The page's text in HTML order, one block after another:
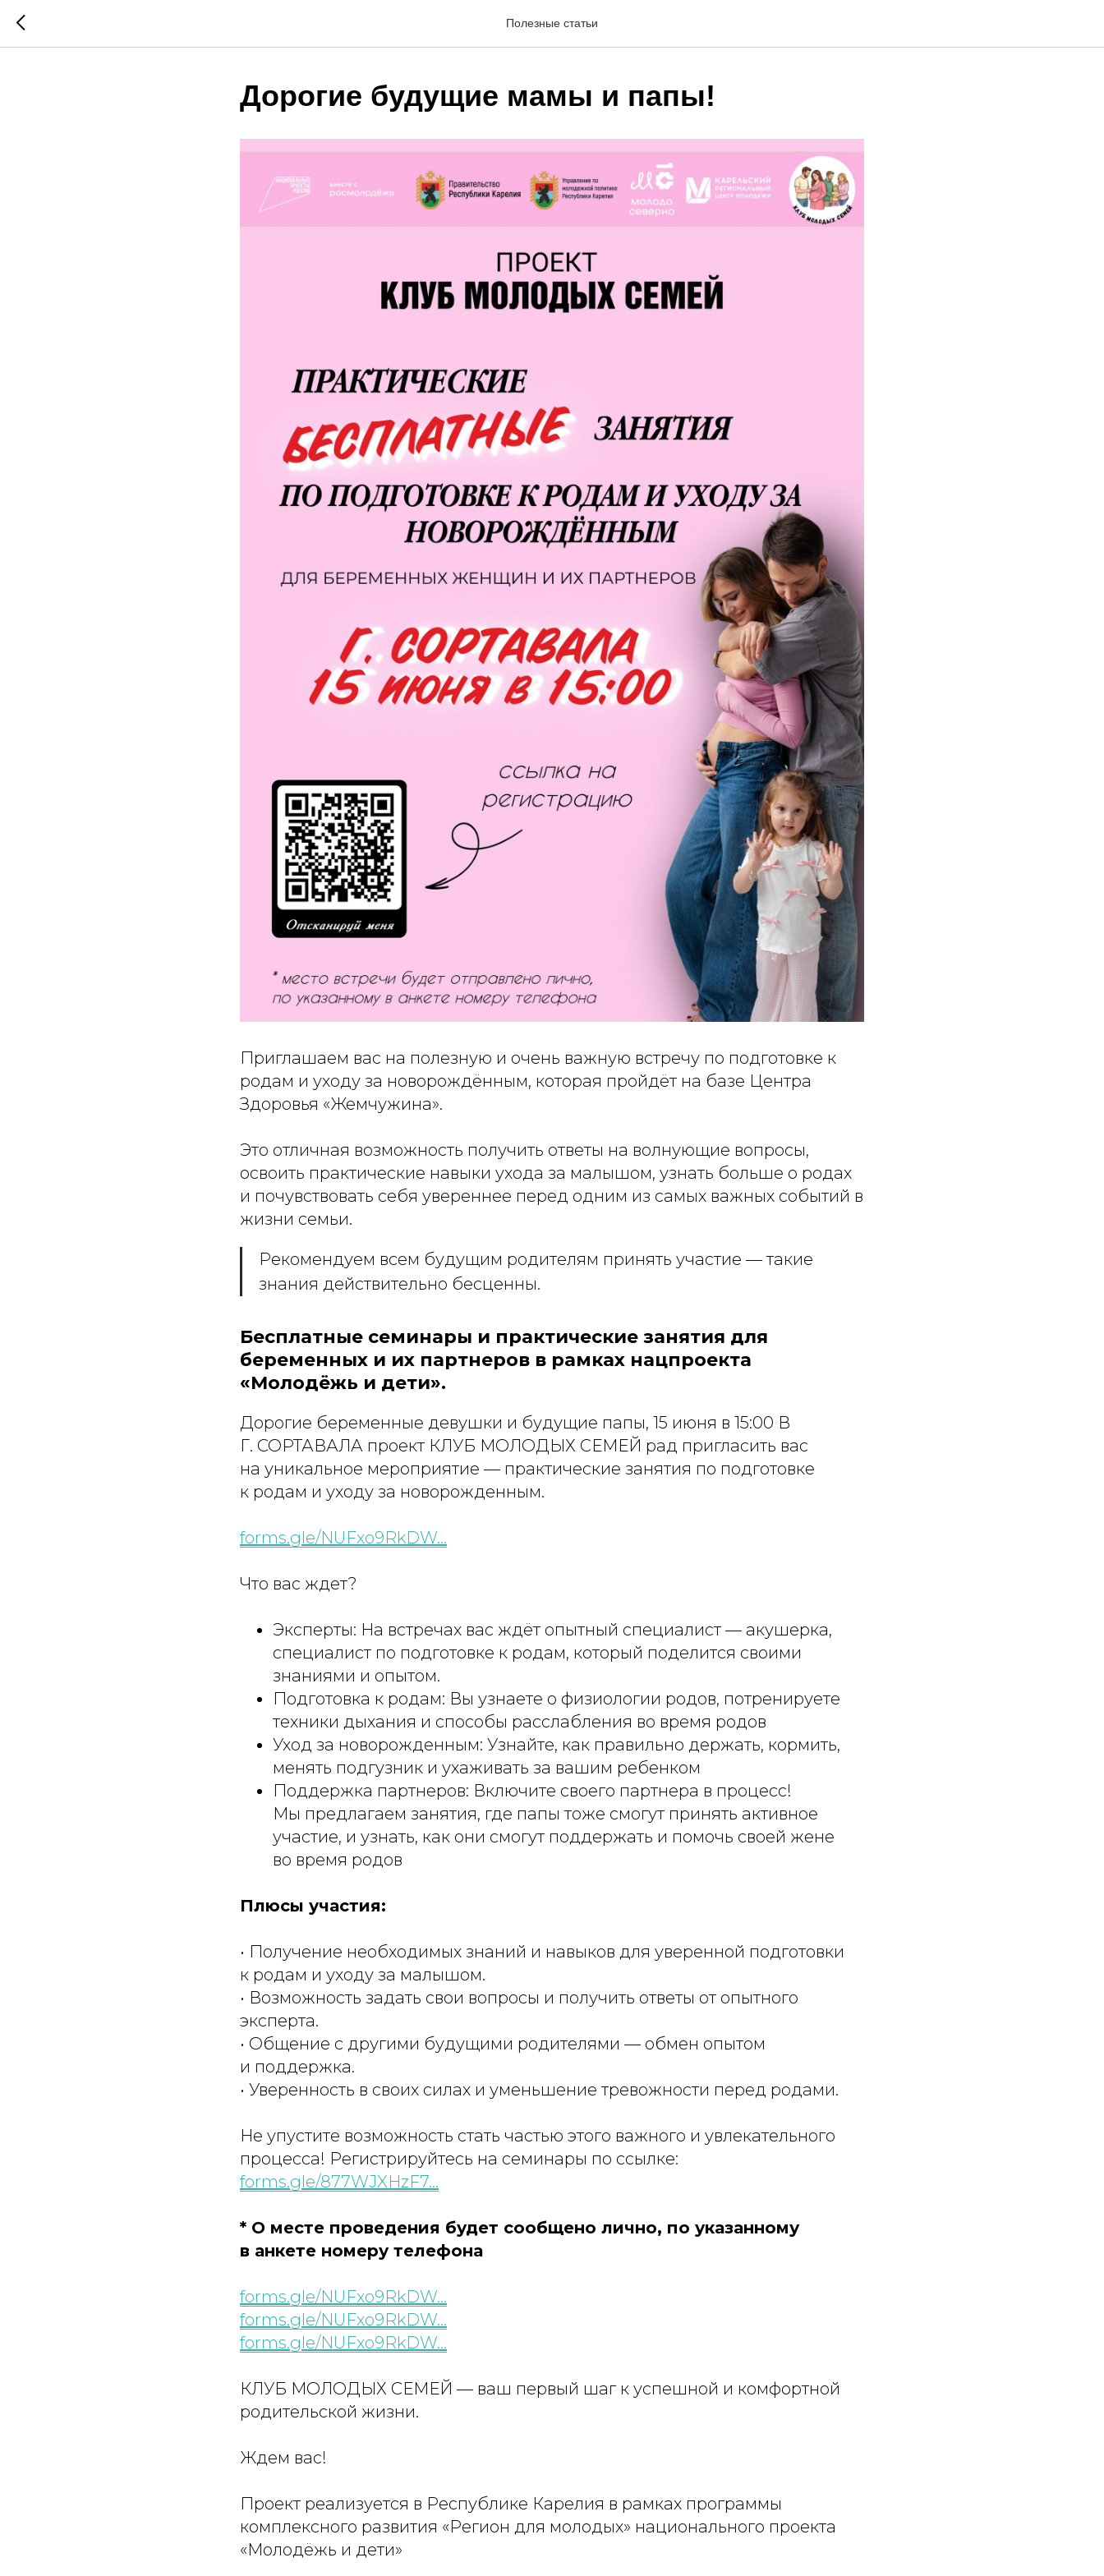
Полезные статьи
Дорогие будущие мамы и папы!
Приглашаем вас на полезную и очень важную встречу по подготовке к
родам и уходу за новорождённым, которая пройдёт на базе Центра
Здоровья «Жемчужина».
Это отличная возможность получить ответы на волнующие вопросы,
освоить практические навыки ухода за малышом, узнать больше о родах
и почувствовать себя увереннее перед одним из самых важных событий в
жизни семьи.
Рекомендуем всем будущим родителям принять участие — такие
знания действительно бесценны.
Бесплатные семинары и практические занятия для
беременных и их партнеров в рамках нацпроекта
«Молодёжь и дети».
Дорогие беременные девушки и будущие папы, 15 июня в 15:00 В
Г. СОРТАВАЛА проект КЛУБ МОЛОДЫХ СЕМЕЙ рад пригласить вас
на уникальное мероприятие — практические занятия по подготовке
к родам и уходу за новорожденным.
forms.gle/NUFxo9RkDW…
Что вас ждет?
Эксперты: На встречах вас ждёт опытный специалист — акушерка,
специалист по подготовке к родам, который поделится своими
знаниями и опытом.
Подготовка к родам: Вы узнаете о физиологии родов, потренируете
техники дыхания и способы расслабления во время родов
Уход за новорожденным: Узнайте, как правильно держать, кормить,
менять подгузник и ухаживать за вашим ребенком
Поддержка партнеров: Включите своего партнера в процесс!
Мы предлагаем занятия, где папы тоже смогут принять активное
участие, и узнать, как они смогут поддержать и помочь своей жене
во время родов
Плюсы участия:
• Получение необходимых знаний и навыков для уверенной подготовки
к родам и уходу за малышом.
• Возможность задать свои вопросы и получить ответы от опытного
эксперта.
• Общение с другими будущими родителями — обмен опытом
и поддержка.
• Уверенность в своих силах и уменьшение тревожности перед родами.
Не упустите возможность стать частью этого важного и увлекательного
процесса! Регистрируйтесь на семинары по ссылке:
forms.gle/877WJXHzF7…
* О месте проведения будет сообщено лично, по указанному
в анкете номеру телефона
forms.gle/NUFxo9RkDW…
forms.gle/NUFxo9RkDW…
forms.gle/NUFxo9RkDW…
КЛУБ МОЛОДЫХ СЕМЕЙ — ваш первый шаг к успешной и комфортной
родительской жизни.
Ждем вас!
Проект реализуется в Республике Карелия в рамках программы
комплексного развития «Регион для молодых» национального проекта
«Молодёжь и дети»